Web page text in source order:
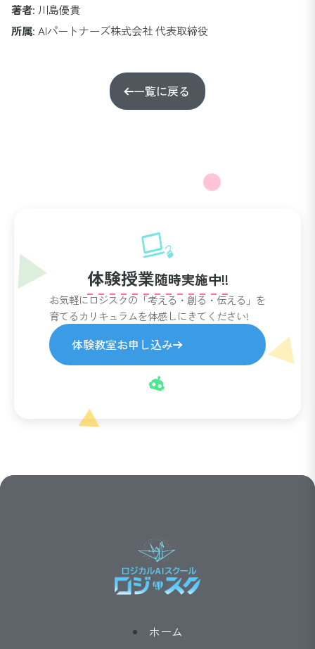
著者: 川島優貴
所属: AIパートナーズ株式会社 代表取締役
一覧に戻る
体験授業随時実施中!!
お気軽にロジスクの「考える・創る・伝える」を
育てるカリキュラムを体感しにきてください!
体験教室お申し込み
ホーム